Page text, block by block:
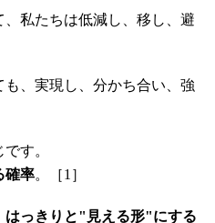
私たちは低減し、移し、避
、実現し、分かち合い、強
す。
確率。［1］
はっきりと" 見える形"にする